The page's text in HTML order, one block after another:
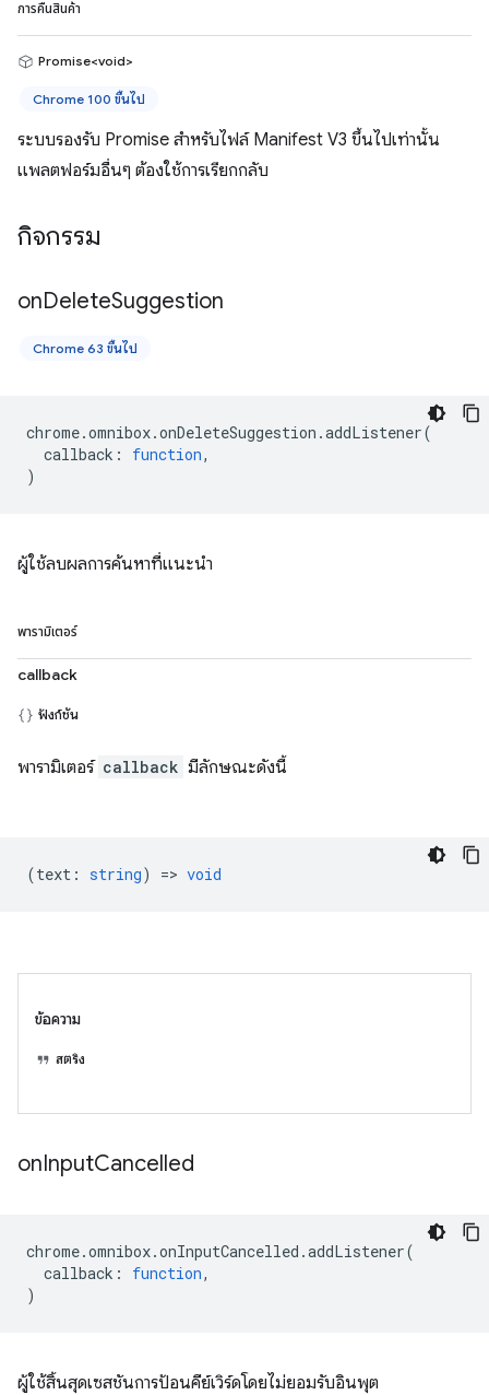
การคืนสินค้า
Promise<void>
Chrome 100 ขึ้นไป
ระบบรองรับ Promise สำหรับไฟล์ Manifest V3 ขึ้นไปเท่านั้น
แพลตฟอร์มอื่นๆ ต้องใช้การเรียกกลับ
กิจกรรม
onDeleteSuggestion
Chrome 63 ขึ้นไป
chrome.omnibox.onDeleteSuggestion .addListener(
callback : function,
)
ผู้ใช้ลบผลการค้นหาที่แนะนำ
พารามิเตอร์
callback
ฟังก์ชัน
พารามิเตอร์ callback มีลักษณะดังนี้
(text : string) => void
ข้อความ
สตริง
onInputCancelled
chrome.omnibox.onInputCancelled .addListener(
callback : function,
)
ผู้ใช้สิ้นสุดเซสชันการป้อนคีย์เวิร์ดโดยไม่ยอมรับอินพุต